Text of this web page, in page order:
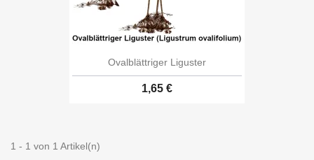
Ovalblättriger Liguster
1,65 €
1 - 1 von 1 Artikel(n)